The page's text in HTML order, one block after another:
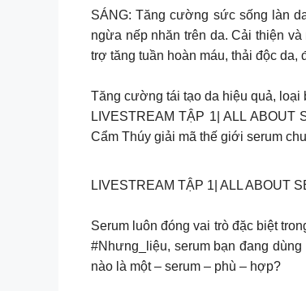
SÁNG: Tăng cường sức sống làn
ngừa nếp nhăn trên da. Cải thiện
trợ tăng tuần hoàn máu, thải độc da,
Tăng cường tái tạo da hiệu quả, loại
LIVESTREAM TẬP 1| ALL
Cẩm Thúy giải mã thế giới serum
LIVESTREAM TẬP 1| ALL ABOUT
Serum luôn đóng vai trò đặc biệt
#Nhưng_liệu, serum bạn đang
nào là một – serum – phù – hợp?